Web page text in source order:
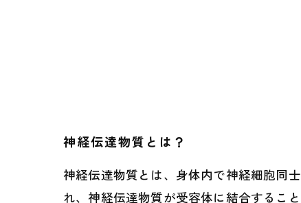
神経伝達物質とは？
神経伝達物質とは、身体内で神経細胞同
れ、神経伝達物質が受容体に結合するこ